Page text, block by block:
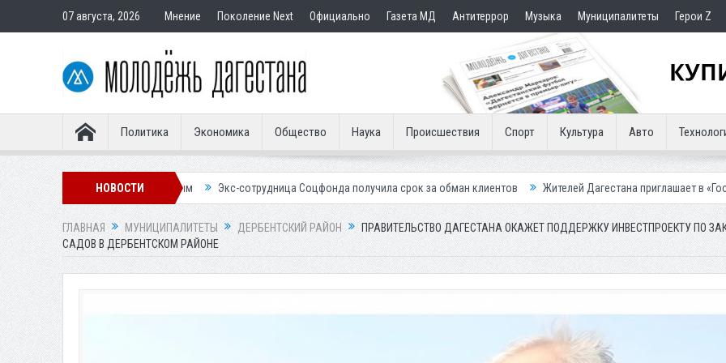
07 августа, 2026 Мнение Поколение Next Официально Газета МД Антитеррор Музыка Муниципалитеты Герои Z
Политика Экономика Общество Наука Происшествия Спорт Культура Авто
НОВОСТИ
покупателям Экс-сотрудница Соцфонда получила срок за обман клиентов Жителей Дагестана приглашает в «Госуслуги Дом»
ГЛАВНАЯ МУНИЦИПАЛИТЕТЫ ДЕРБЕНТСКИЙ РАЙОН
ПРАВИТЕЛЬСТВО ДАГЕСТАНА ОКАЖЕТ ПОДДЕРЖКУ ИНВЕСТПРОЕКТУ ПО
САДОВ В ДЕРБЕНТСКОМ РАЙОНЕ